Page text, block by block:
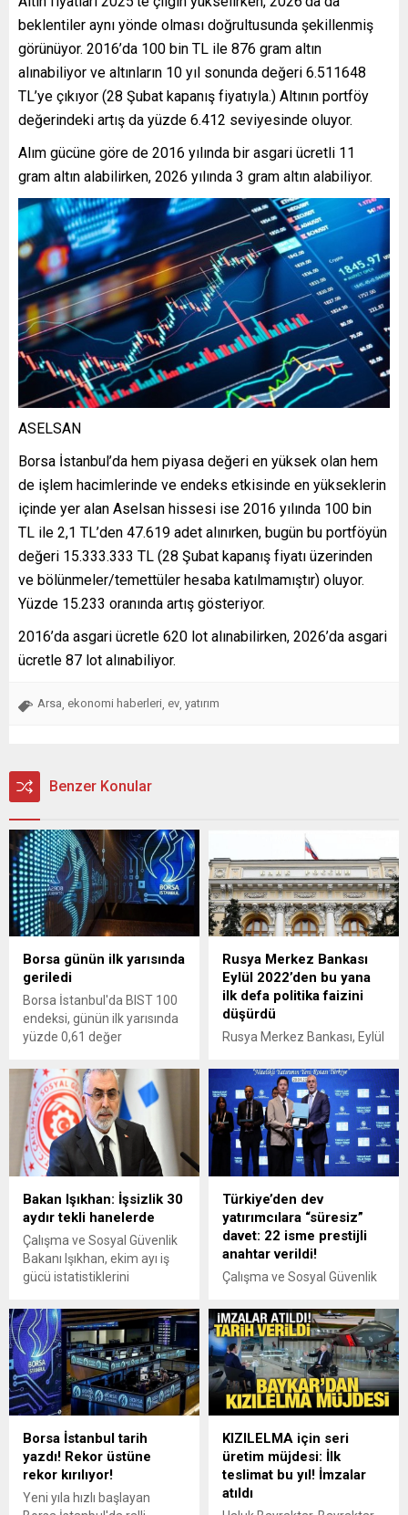
beklentiler aynı yönde olması doğrultusunda şekillenmiş
görünüyor. 2016’da 100 bin TL ile 876 gram altın
alınabiliyor ve altınların 10 yıl sonunda değeri 6.511648
TL’ye çıkıyor (28 Şubat kapanış fiyatıyla.) Altının portföy
değerindeki artış da yüzde 6.412 seviyesinde oluyor.
Alım gücüne göre de 2016 yılında bir asgari ücretli 11
gram altın alabilirken, 2026 yılında 3 gram altın alabiliyor.
ASELSAN
Borsa İstanbul’da hem piyasa değeri en yüksek olan hem
de işlem hacimlerinde ve endeks etkisinde en yükseklerin
içinde yer alan Aselsan hissesi ise 2016 yılında 100 bin
TL ile 2,1 TL’den 47.619 adet alınırken, bugün bu portföyün
değeri 15.333.333 TL (28 Şubat kapanış fiyatı üzerinden
ve bölünmeler/temettüler hesaba katılmamıştır) oluyor.
Yüzde 15.233 oranında artış gösteriyor.
2016’da asgari ücretle 620 lot alınabilirken, 2026’da asgari
ücretle 87 lot alınabiliyor.
Arsa ekonomi haberleri ev yatırım
Benzer Konular
Borsa günün ilk yarısında
geriledi
Borsa İstanbul'da BIST 100
endeksi, günün ilk yarısında
yüzde 0,61 değer
indi.
Rusya Merkez Bankası
Eylül 2022’den bu yana
ilk defa politika faizini
düşürdü
Rusya Merkez Bankası, Eylül
politika faizini düşürerek
yüzde 21'den yüzde 20’ye
indirdi.
Bakan Işıkhan: İşsizlik 30
aydır tekli hanelerde
Çalışma ve Sosyal Güvenlik
Bakanı Işıkhan, ekim ayı iş
gücü istatistiklerini
Türkiye’den dev
yatırımcılara “süresiz”
davet: 22 isme prestijli
anahtar verildi!
Çalışma ve Sosyal Güvenlik
İstanbul'da düzenlenen
törenle, Türkiye'ye yatırım
yapan 22 firmanın
temsilcisine süresiz çalışma
ve vize muafiyeti sağlayan
Turkuaz Kart takdim edildi.
Borsa İstanbul tarih
yazdı! Rekor üstüne
rekor kırılıyor!
Yeni yıla hızlı başlayan
KIZILELMA için seri
üretim müjdesi: İlk
teslimat bu yıl! İmzalar
atıldı